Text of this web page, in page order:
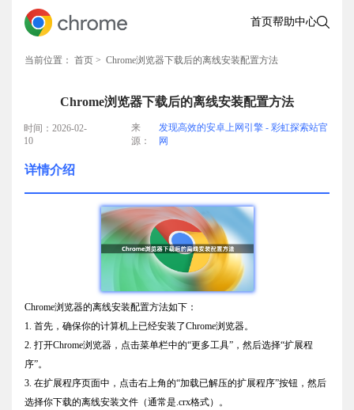
首页帮助中心
当前位置： 首页 > Chrome浏览器下载后的离线安装配置方法
Chrome浏览器下载后的离线安装配置方法
时间：2026-02-
10
来
源：
发现高效的安卓上网引擎 - 彩虹探索站官
网
详情介绍
Chrome浏览器的离线安装配置方法如下：
1. 首先，确保你的计算机上已经安装了Chrome浏览器。
2. 打开Chrome浏览器，点击菜单栏中的“更多工具”，然后选择“扩展程
序”。
3. 在扩展程序页面中，点击右上角的“加载已解压的扩展程序”按钮，然后
选择你下载的离线安装文件（通常是.crx格式）。